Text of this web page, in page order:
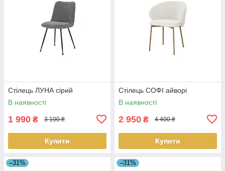
Стілець ЛУНА сірий
В наявності
1 990 ₴ 3 100 ₴
Купити
Стілець СОФІ айворі
В наявності
2 950 ₴ 4 400 ₴
Купити
–31% –31%